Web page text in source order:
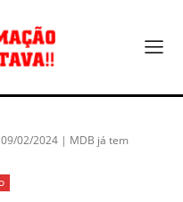
02/2024 | MDB já tem